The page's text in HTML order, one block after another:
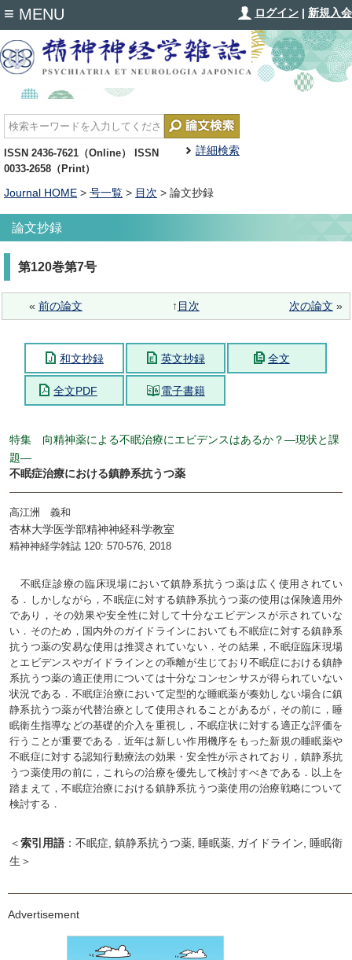
ログイン | 新規入会
詳細検索
ISSN 2436-7621（Online） ISSN
0033-2658（Print）
≡ MENU
Journal HOME > 号一覧 > 目次 > 論文抄録
論文抄録
第120巻第7号
« 前の論文 ↑ 目次 次の論文 »
和文抄録 英文抄録 全文
全文PDF 電子書籍
特集 向精神薬による不眠治療にエビデンスはあるか？―現状と課
題―
不眠症治療における鎮静系抗うつ薬
高江洲 義和
杏林大学医学部精神神経科学教室
精神神経学雑誌 120: 570-576, 2018
不眠症診療の臨床現場において鎮静系抗うつ薬は広く使用されてい
る．しかしながら，不眠症に対する鎮静系抗うつ薬の使用は保険適用外
であり，その効果や安全性に対して十分なエビデンスが示されていな
い．そのため，国内外のガイドラインにおいても不眠症に対する鎮静系
抗うつ薬の安易な使用は推奨されていない．その結果，不眠症臨床現場
とエビデンスやガイドラインとの乖離が生じており不眠症における鎮静
系抗うつ薬の適正使用については十分なコンセンサスが得られていない
状況である．不眠症治療において定型的な睡眠薬が奏効しない場合に鎮
静系抗うつ薬が代替治療として使用されることがあるが，その前に，睡
眠衛生指導などの基礎的介入を重視し，不眠症状に対する適正な評価を
行うことが重要である．近年は新しい作用機序をもった新規の睡眠薬や
不眠症に対する認知行動療法の効果・安全性が示されており，鎮静系抗
うつ薬使用の前に，これらの治療を優先して検討すべきである．以上を
踏まえて，不眠症治療における鎮静系抗うつ薬使用の治療戦略について
検討する．
＜索引用語 ：不眠症, 鎮静系抗うつ薬, 睡眠薬, ガイドライン, 睡眠衛
生＞
Advertisement